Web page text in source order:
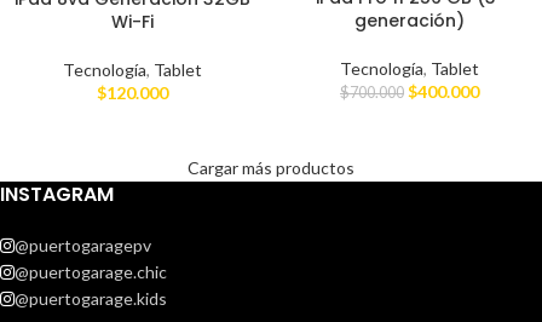
Wi-Fi
Tecnología, Tablet
$120.000
generación)
Tecnología, Tablet
$700.000 $400.000
Cargar más productos
INSTAGRAM
@puertogaragepv
@puertogarage.chic
@puertogarage.kids